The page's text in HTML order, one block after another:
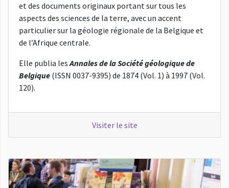
et des documents originaux portant sur tous les
aspects des sciences de la terre, avec un accent
particulier sur la géologie régionale de la Belgique et
de l’Afrique centrale.
Elle publia lesAnnales de la Société géologique de
Belgique (ISSN 0037-9395) de 1874 (Vol. 1) à 1997 (Vol.
120).
Visiter le site